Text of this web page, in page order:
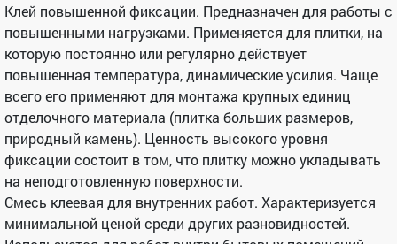
Клей повышенной фиксации. Предназначен для работы с
повышенными нагрузками. Применяется для плитки, на
которую постоянно или регулярно действует
повышенная температура, динамические усилия. Чаще
всего его применяют для монтажа крупных единиц
отделочного материала (плитка больших размеров,
природный камень). Ценность высокого уровня
фиксации состоит в том, что плитку можно укладывать
на неподготовленную поверхности.
Смесь клеевая для внутренних работ. Характеризуется
минимальной ценой среди других разновидностей.